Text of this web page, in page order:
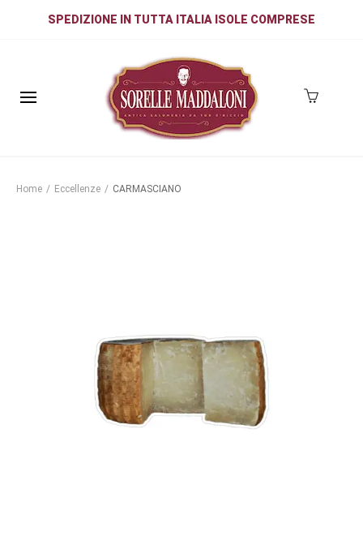
SPEDIZIONE IN TUTTA ITALIA ISOLE COMPRESE
Home / Eccellenze / CARMASCIANO